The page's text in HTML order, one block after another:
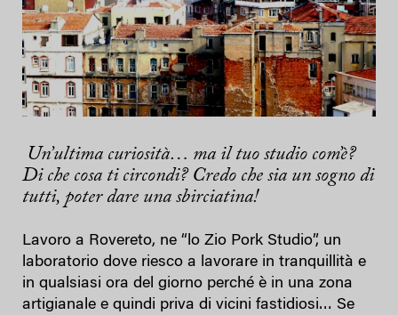
Un’ultima curiosità… ma il tuo studio com’è?
Di che cosa ti circondi? Credo che sia un sogno di
tutti, poter dare una sbirciatina!
Lavoro a Rovereto, ne “lo Zio Pork Studio”, un
laboratorio dove riesco a lavorare in tranquillità e
in qualsiasi ora del giorno perché è in una zona
artigianale e quindi priva di vicini fastidiosi… Se